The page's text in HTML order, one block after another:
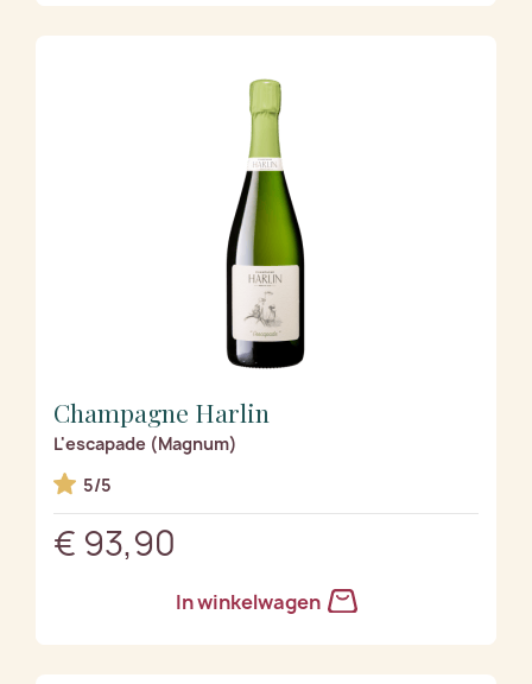
Champagne Harlin
L'escapade (Magnum)
5/5
€ 93,90
In winkelwagen